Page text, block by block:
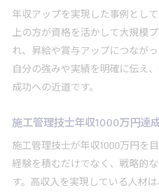
年収アップを実現した事例とし
上の方が資格を活かして大規模
れ、昇給や賞与アップにつながっ
自分の強みや実績を明確に伝え
成功への近道です。
施工管理技士年収1000万円達
施工管理技士が年収1000万円を
経験を積むだけでなく、戦略的
す。高収入を実現している人材